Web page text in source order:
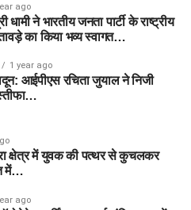
ago
धामी ने भारतीय जनता पार्टी के राष्ट्रीय
का किया भव्य स्वागत…
1 year ago
आईपीएस रचिता जुयाल ने निजी
क्षेत्र में युवक की पत्थर से कुचलकर
में…
ago